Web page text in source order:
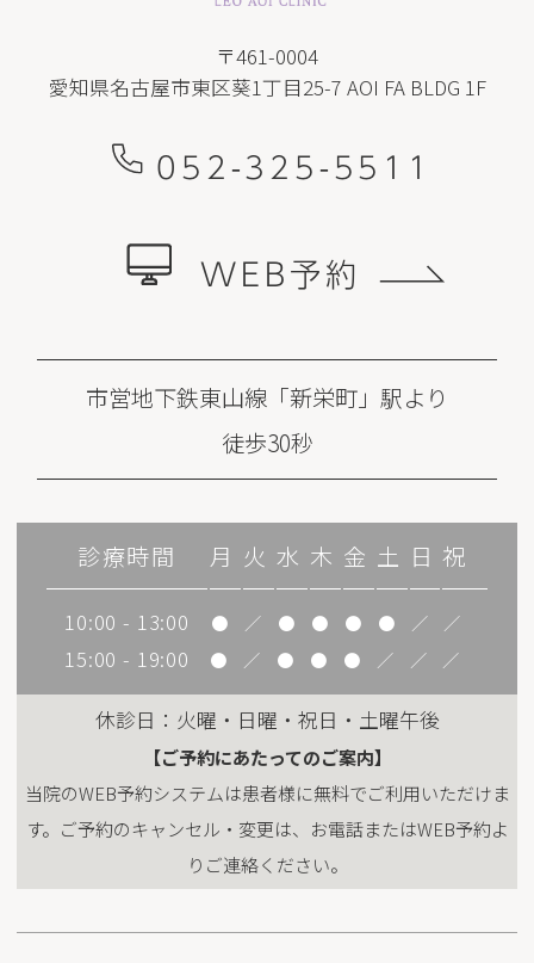
〒461-0004
愛知県名古屋市東区葵1丁目25-7 AOI FA BLDG 1F
052-325-5511
WEB予約
市営地下鉄東山線「新栄町」駅より
徒歩30秒
診療時間 月 火 水 木 金 土 日 祝
10:00 - 13:00 ● ／ ● ● ● ● ／ ／
15:00 - 19:00 ● ／ ● ● ● ／ ／ ／
休診日：火曜・日曜・祝日・土曜午後
【ご予約にあたってのご案内】
当院のWEB予約システムは患者様に無料でご利用いただけま
す。ご予約のキャンセル・変更は、お電話またはWEB予約よ
りご連絡ください。